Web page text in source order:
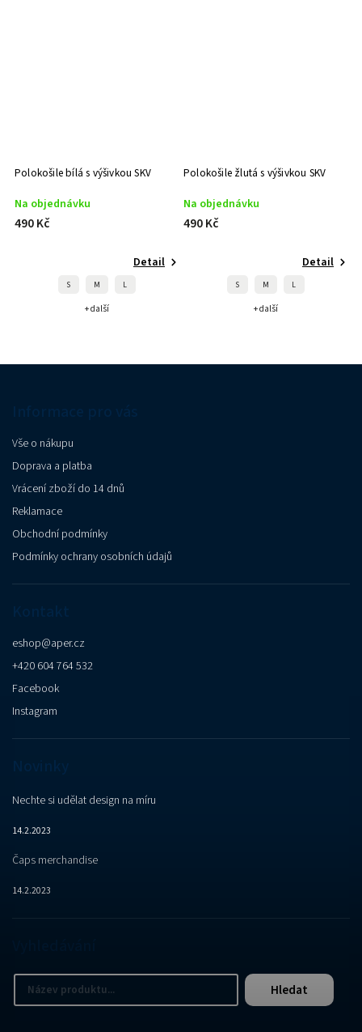
Polokošile bílá s výšivkou SKV
Na objednávku
490 Kč
Detail
S M L
+ další
Polokošile žlutá s výšivkou SKV
Na objednávku
490 Kč
Detail
S M L
+ další
Vše o nákupu
Doprava a platba
Vrácení zboží do 14 dnů
Reklamace
Obchodní podmínky
Podmínky ochrany osobních údajů
eshop@aper.cz
+420 604 764 532
Facebook
Instagram
Nechte si udělat design na míru
14.2.2023
Čaps merchandise
14.2.2023
Hledat